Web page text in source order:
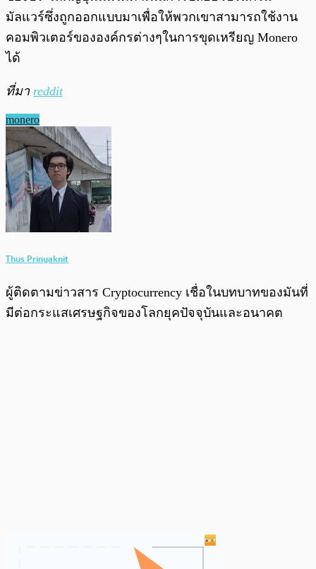
มัลแวร์ซึ่งถูกออกแบบมาเพื่อให้พวกเขาสามารถใช้งาน
คอมพิวเตอร์ขององค์กรต่างๆในการขุดเหรียญ Monero
ได้
ที่มา reddit
monero
Thus Prinyaknit
ผู้ติดตามข่าวสาร Cryptocurrency เชื่อในบทบาทของมันที่
มีต่อกระแสเศรษฐกิจของโลกยุคปัจจุบันและอนาคต